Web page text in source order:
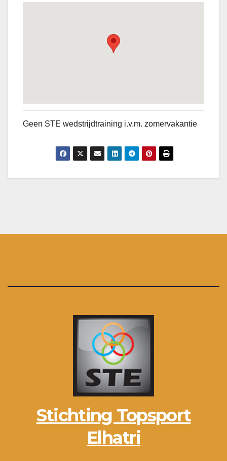
Geen STE wedstrijdtraining i.v.m. zomervakantie
Stichting Topsport
Elhatri